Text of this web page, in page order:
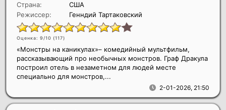
Страна:
США
Режиссер:
Генндий Тартаковский
Оценка: 9/10 (117)
2-01-2026, 21:50
«Монстры на каникулах»– комедийный мультфильм,
рассказывающий про необычных монстров. Граф Дракула
построил отель в незаметном для людей месте
специально для монстров,...